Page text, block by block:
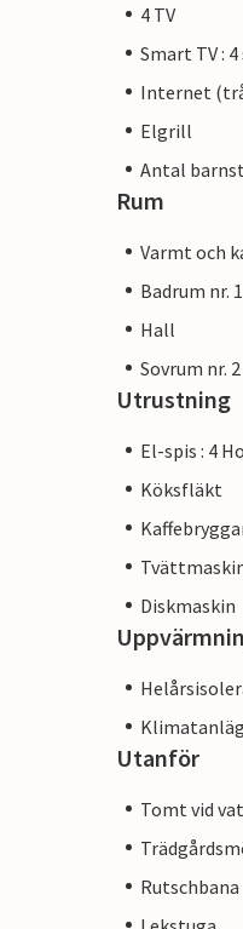
4 TV
Smart TV : 4
Internet
Elgrill
Antal
Rum
Varmt och
Badrum nr.
Hall
Sovrum nr.
Utrustning
El-spis : 4
Köksfläkt
Diskmaskin
Utanför
Tomt vid
Rutschbana